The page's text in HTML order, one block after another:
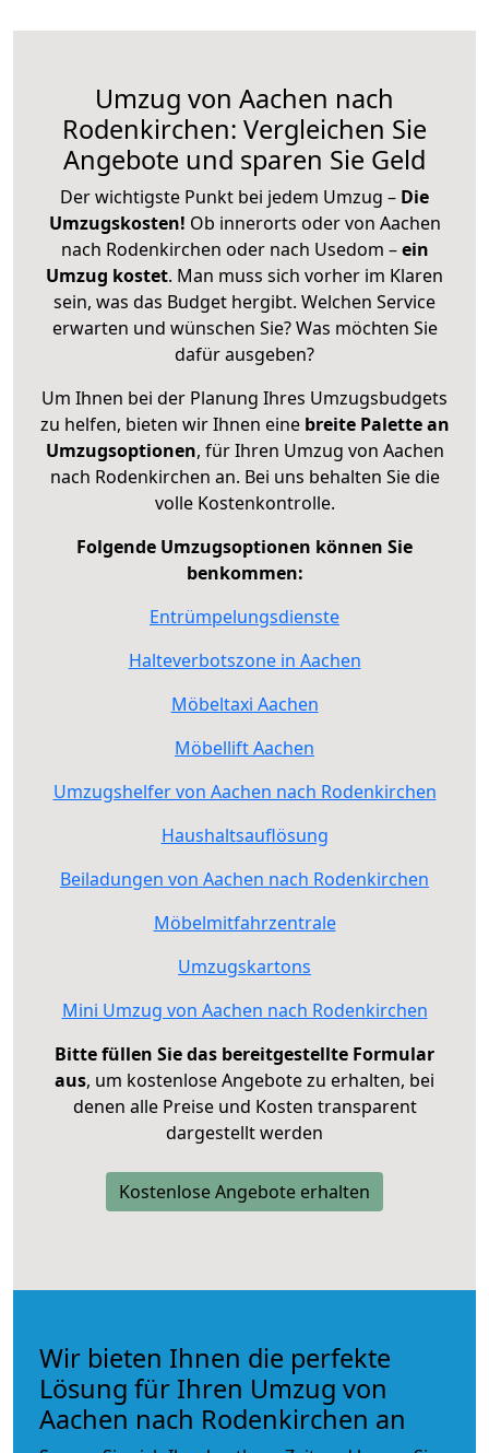
Umzug von Aachen nach
Rodenkirchen: Vergleichen Sie
Angebote und sparen Sie Geld
Der wichtigste Punkt bei jedem Umzug – Die
Umzugskosten! Ob innerorts oder von Aachen
nach Rodenkirchen oder nach Usedom –ein
Umzug kostet. Man muss sich vorher im Klaren
sein, was das Budget hergibt. Welchen Service
erwarten und wünschen Sie? Was möchten Sie
dafür ausgeben?
Um Ihnen bei der Planung Ihres Umzugsbudgets
zu helfen, bieten wir Ihnen eine breite Palette an
Umzugsoptionen, für Ihren Umzug von Aachen
nach Rodenkirchen an. Bei uns behalten Sie die
volle Kostenkontrolle.
Folgende Umzugsoptionen können Sie
benkommen:
Entrümpelungsdienste
Halteverbotszone in Aachen
Möbeltaxi Aachen
Möbellift Aachen
Umzugshelfer von Aachen nach Rodenkirchen
Haushaltsauflösung
Beiladungen von Aachen nach Rodenkirchen
Möbelmitfahrzentrale
Umzugskartons
Mini Umzug von Aachen nach Rodenkirchen
Bitte füllen Sie das bereitgestellte Formular
aus, um kostenlose Angebote zu erhalten, bei
denen alle Preise und Kosten transparent
dargestellt werden
Kostenlose Angebote erhalten
Wir bieten Ihnen die perfekte
Lösung für Ihren Umzug von
Aachen nach Rodenkirchen an